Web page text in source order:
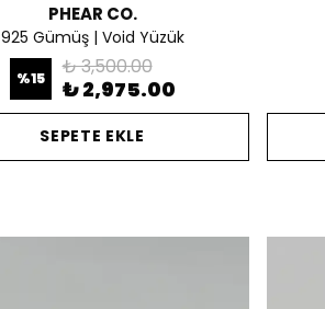
PHEAR CO.
925 Gümüş | Void Yüzük
%15 ₺ 3,500.00
₺ 2,975.00
SEPETE EKLE